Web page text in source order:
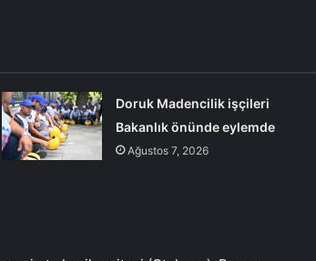
Doruk Madencilik işçileri
Bakanlık önünde eylemde
Ağustos 7, 2026